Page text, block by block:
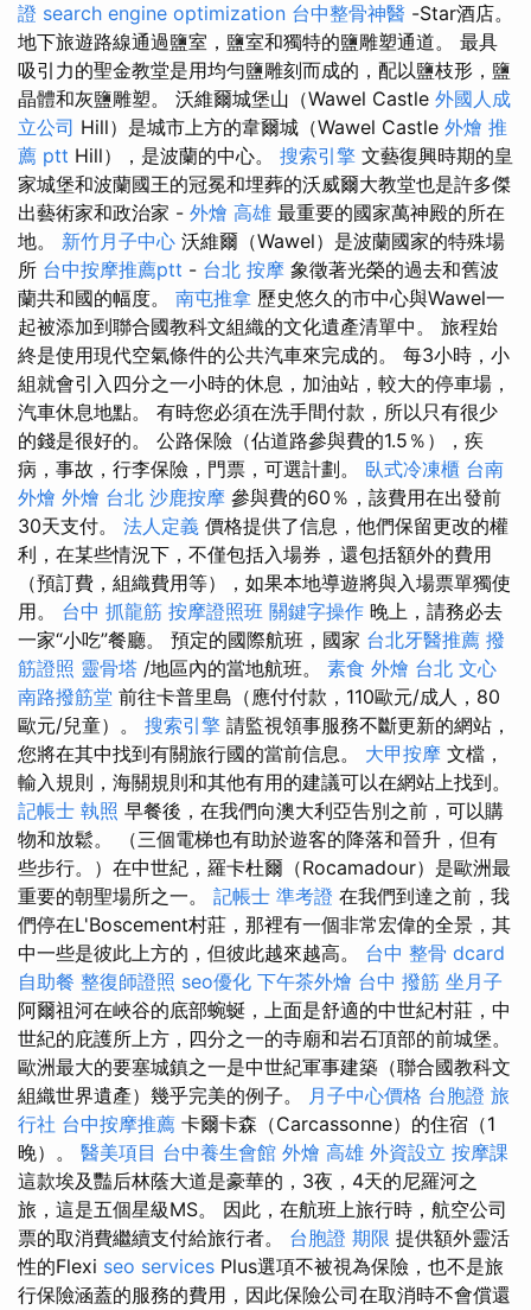
證 search engine optimization 台中整骨神醫 -Star酒店。
地下旅遊路線通過鹽室，鹽室和獨特的鹽雕塑通道。 最具
吸引力的聖金教堂是用均勻鹽雕刻而成的，配以鹽枝形，鹽
晶體和灰鹽雕塑。 沃維爾城堡山（Wawel Castle 外國人成
立公司 Hill）是城市上方的韋爾城（Wawel Castle 外燴 推
薦 ptt Hill），是波蘭的中心。 搜索引擎 文藝復興時期的皇
家城堡和波蘭國王的冠冕和埋葬的沃威爾大教堂也是許多傑
出藝術家和政治家 - 外燴 高雄 最重要的國家萬神殿的所在
地。 新竹月子中心 沃維爾（Wawel）是波蘭國家的特殊場
所 台中按摩推薦ptt - 台北 按摩 象徵著光榮的過去和舊波
蘭共和國的幅度。 南屯推拿 歷史悠久的市中心與Wawel一
起被添加到聯合國教科文組織的文化遺產清單中。 旅程始
終是使用現代空氣條件的公共汽車來完成的。 每3小時，小
組就會引入四分之一小時的休息，加油站，較大的停車場，
汽車休息地點。 有時您必須在洗手間付款，所以只有很少
的錢是很好的。 公路保險（佔道路參與費的1.5％），疾
病，事故，行李保險，門票，可選計劃。 臥式冷凍櫃 台南
外燴 外燴 台北 沙鹿按摩 參與費的60％，該費用在出發前
30天支付。 法人定義 價格提供了信息，他們保留更改的權
利，在某些情況下，不僅包括入場券，還包括額外的費用
（預訂費，組織費用等），如果本地導遊將與入場票單獨使
用。 台中 抓龍筋 按摩證照班 關鍵字操作 晚上，請務必去
一家“小吃”餐廳。 預定的國際航班，國家 台北牙醫推薦 撥
筋證照 靈骨塔 /地區內的當地航班。 素食 外燴 台北 文心
南路撥筋堂 前往卡普里島（應付付款，110歐元/成人，80
歐元/兒童）。 搜索引擎 請監視領事服務不斷更新的網站，
您將在其中找到有關旅行國的當前信息。 大甲按摩 文檔，
輸入規則，海關規則和其他有用的建議可以在網站上找到。
記帳士 執照 早餐後，在我們向澳大利亞告別之前，可以購
物和放鬆。 （三個電梯也有助於遊客的降落和晉升，但有
些步行。）在中世紀，羅卡杜爾（Rocamadour）是歐洲最
重要的朝聖場所之一。 記帳士 準考證 在我們到達之前，我
們停在L'Boscement村莊，那裡有一個非常宏偉的全景，其
中一些是彼此上方的，但彼此越來越高。 台中 整骨 dcard
自助餐 整復師證照 seo優化 下午茶外燴 台中 撥筋 坐月子
阿爾祖河在峽谷的底部蜿蜒，上面是舒適的中世紀村​​莊，中
世紀的庇護所上方，四分之一的寺廟和岩石頂部的前城堡。
歐洲最大的要塞城鎮之一是中世紀軍事建築（聯合國教科文
組織世界遺產）幾乎完美的例子。 月子中心價格 台胞證 旅
行社 台中按摩推薦 卡爾卡森（Carcassonne）的住宿（1
晚）。 醫美項目 台中養生會館 外燴 高雄 外資設立 按摩課
這款埃及豔后林蔭大道是豪華的，3夜，4天的尼羅河之
旅，這是五個星級MS。 因此，在航班上旅行時，航空公司
票的取消費繼續支付給旅行者。 台胞證 期限 提供額外靈活
性的Flexi seo services Plus選項不被視為保險，也不是旅
行保險涵蓋的服務的費用，因此保險公司在取消時不會償還